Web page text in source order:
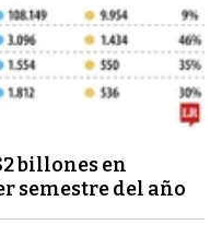
billones en
semestre del año